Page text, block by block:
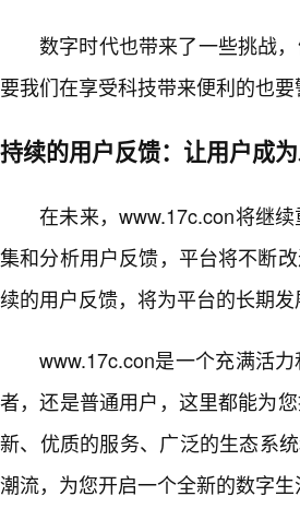
数字时代也带来了一些挑战
要我们在享受科技带来便利的也
持续的用户反馈：让用户成
在未来，www.17c.con将继
集和分析用户反馈，平台将不断
续的用户反馈，将为平台的长期发
www.17c.con是一个充满活
者，还是普通用户，这里都能为
新、优质的服务、广泛的生态系
潮流，为您开启一个全新的数字生